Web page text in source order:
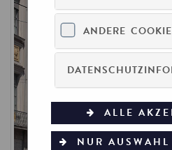
ANDERE
ALLE
NUR AUSWAHL